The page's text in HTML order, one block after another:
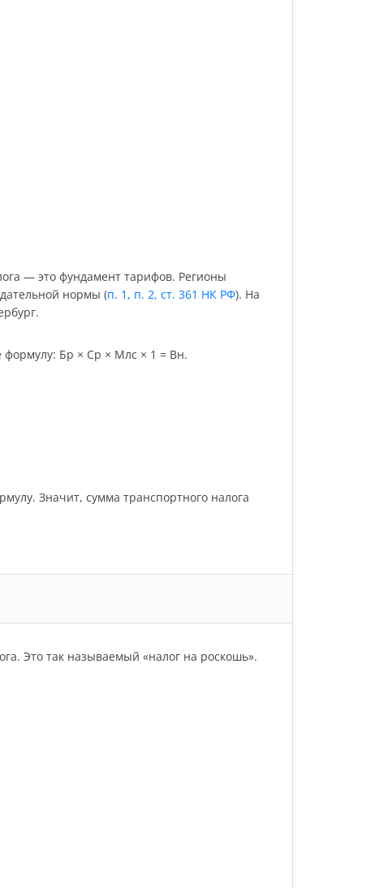
— это фундамент тарифов. Регионы
нормы (п. 1, п. 2, ст. 361 НК РФ). На
формулу: Бр × Ср × Млс × 1 = Вн.
Значит, сумма транспортного налога
Это так называемый «налог на роскошь».